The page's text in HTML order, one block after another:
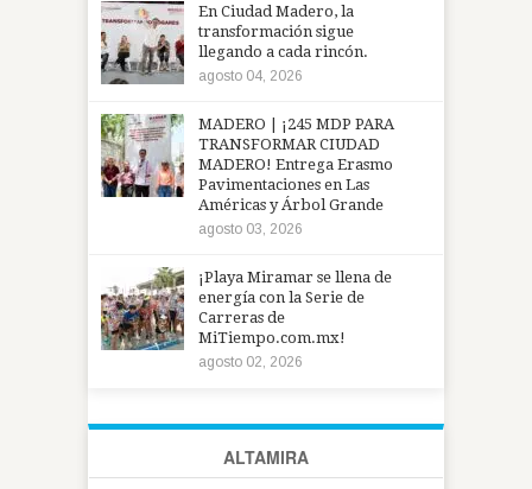
En Ciudad Madero, la
transformación sigue
llegando a cada rincón.
agosto 04, 2026
MADERO | ¡245 MDP PARA
TRANSFORMAR CIUDAD
MADERO! Entrega Erasmo
Pavimentaciones en Las
Américas y Árbol Grande
agosto 03, 2026
¡Playa Miramar se llena de
energía con la Serie de
Carreras de
MiTiempo.com.mx!
agosto 02, 2026
ALTAMIRA